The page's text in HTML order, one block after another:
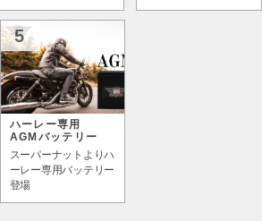
5
ハーレー専用
AGMバッテリー
スーパーナットよりハ
ーレー専用バッテリー
登場